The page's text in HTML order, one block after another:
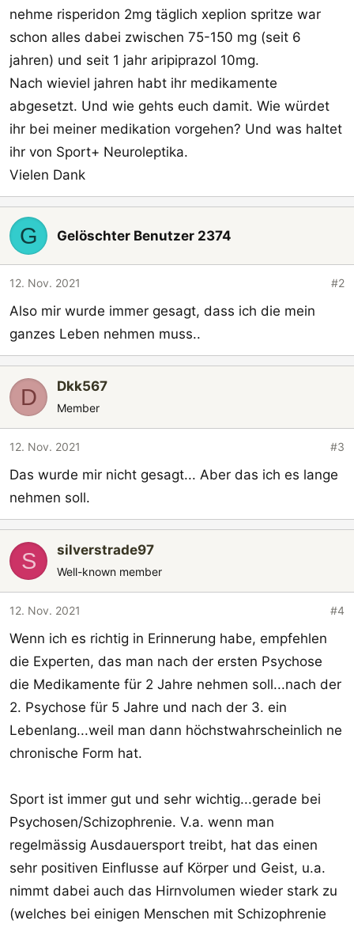
m
nehme risperidon 2mg täglich xeplion spritze war
schon alles dabei zwischen 75-150 mg (seit 6
jahren) und seit 1 jahr aripiprazol 10mg.
Nach wieviel jahren habt ihr medikamente
abgesetzt. Und wie gehts euch damit. Wie würdet
ihr bei meiner medikation vorgehen? Und was haltet
ihr von Sport+ Neuroleptika.
Vielen Dank
G Gelöschter Benutzer 2374
12. Nov. 2021 #2
Also mir wurde immer gesagt, dass ich die mein
ganzes Leben nehmen muss..
D Dkk567
Member
12. Nov. 2021 #3
Das wurde mir nicht gesagt... Aber das ich es lange
nehmen soll.
S silverstrade97
Well-known member
12. Nov. 2021 #4
Wenn ich es richtig in Erinnerung habe, empfehlen
die Experten, das man nach der ersten Psychose
die Medikamente für 2 Jahre nehmen soll...nach der
2. Psychose für 5 Jahre und nach der 3. ein
Lebenlang...weil man dann höchstwahrscheinlich ne
chronische Form hat.
Sport ist immer gut und sehr wichtig...gerade bei
Psychosen/Schizophrenie. V.a. wenn man
regelmässig Ausdauersport treibt, hat das einen
sehr positiven Einflusse auf Körper und Geist, u.a.
nimmt dabei auch das Hirnvolumen wieder stark zu
(welches bei einigen Menschen mit Schizophrenie